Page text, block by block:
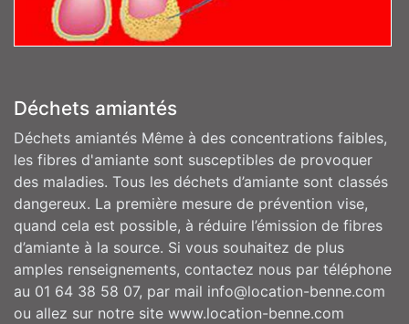
Déchets amiantés
Déchets amiantés Même à des concentrations faibles,
les fibres d'amiante sont susceptibles de provoquer
des maladies. Tous les déchets d’amiante sont classés
dangereux. La première mesure de prévention vise,
quand cela est possible, à réduire l’émission de fibres
d’amiante à la source. Si vous souhaitez de plus
amples renseignements, contactez nous par téléphone
au 01 64 38 58 07, par mail info@location-benne.com
ou allez sur notre site www.location-benne.com